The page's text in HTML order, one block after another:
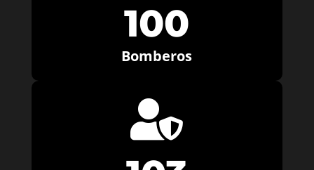
100
Bomberos
